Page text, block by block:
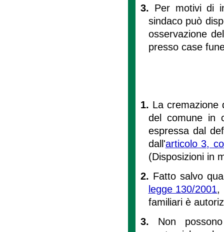
3. Per motivi di
sindaco può
osservazione
presso case
1. La cremazione
del comune in
espressa dal
dall'articolo 3,
(Disposizioni in
2. Fatto salvo
legge 130/2001,
familiari è
3. Non